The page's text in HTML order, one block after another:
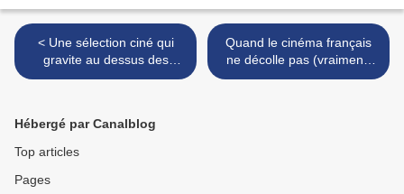
< Une sélection ciné qui
gravite au dessus des
autres...
Quand le cinéma français
ne décolle pas (vraiment)
du quotidien.. >
Hébergé par Canalblog
Top articles
Pages